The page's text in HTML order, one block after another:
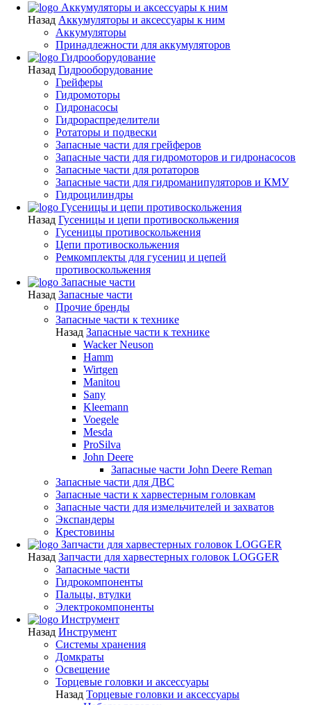
Аккумуляторы и аксессуары к ним
Назад Аккумуляторы и аксессуары к ним
Аккумуляторы
Принадлежности для аккумуляторов
Гидрооборудование
Назад Гидрооборудование
Грейферы
Гидромоторы
Гидронасосы
Гидрораспределители
Ротаторы и подвески
Запасные части для грейферов
Запасные части для гидромоторов и гидронасосов
Запасные части для ротаторов
Запасные части для гидроманипуляторов и КМУ
Гидроцилиндры
Гусеницы и цепи противоскольжения
Назад Гусеницы и цепи противоскольжения
Гусеницы противоскольжения
Цепи противоскольжения
Ремкомплекты для гусениц и цепей
противоскольжения
Запасные части
Назад Запасные части
Прочие бренды
Запасные части к технике
Назад Запасные части к технике
Wacker Neuson
Hamm
Wirtgen
Manitou
Sany
Kleemann
Voegele
Mesda
ProSilva
John Deere
Запасные части John Deere Reman
Запасные части для ДВС
Запасные части к харвестерным головкам
Запасные части для измельчителей и захватов
Экспандеры
Крестовины
Запчасти для харвестерных головок LOGGER
Назад Запчасти для харвестерных головок LOGGER
Запасные части
Гидрокомпоненты
Пальцы, втулки
Электрокомпоненты
Инструмент
Назад Инструмент
Системы хранения
Домкраты
Освещение
Торцевые головки и аксессуары
Назад Торцевые головки и аксессуары